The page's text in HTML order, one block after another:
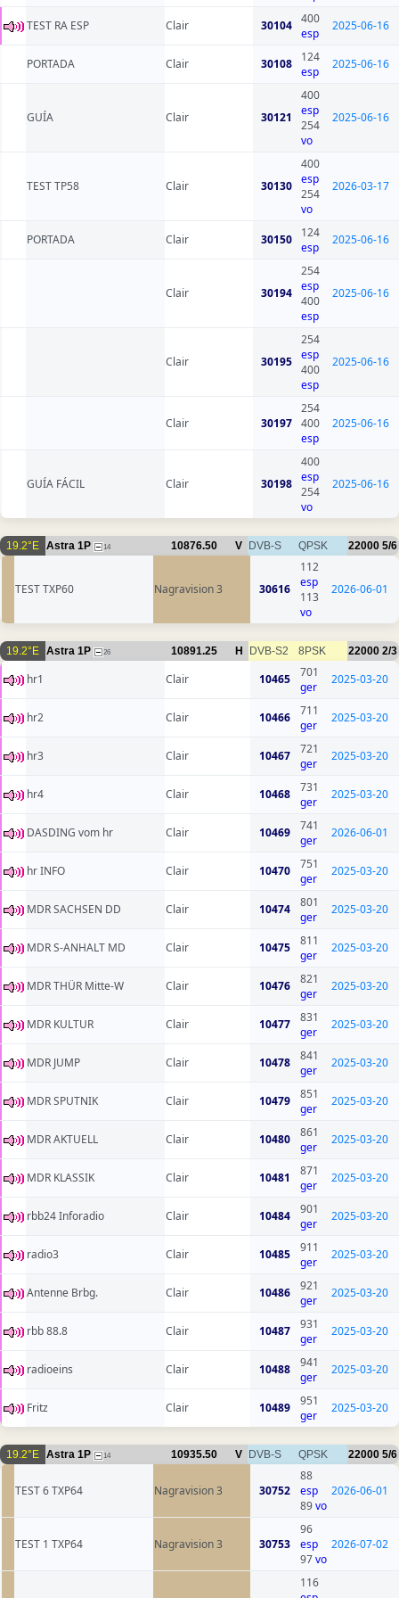
TEST RA ESP Clair 30104 400
esp
2025-06-16
PORTADA Clair 30108
124
esp
2025-06-16
GUÍA Clair 30121
400
esp
254
vo
2025-06-16
TEST TP58 Clair 30130
400
esp
254
vo
2026-03-17
PORTADA Clair 30150
124
esp
2025-06-16
Clair 30194
254
esp
400
esp
2025-06-16
Clair 30195
254
esp
400
esp
2025-06-16
Clair 30197
254
400
esp
2025-06-16
GUÍA FÁCIL Clair 30198
400
esp
254
vo
2025-06-16
19.2°E Astra 1P 14 10876.50 V DVB-S QPSK 22000 5/6
TEST TXP60 Nagravision 3 30616
112
esp
113
vo
2026-06-01
19.2°E Astra 1P 26 10891.25 H DVB-S2 8PSK 22000 2/3
hr1 Clair 10465
701
ger
2025-03-20
hr2 Clair 10466
711
ger
2025-03-20
hr3 Clair 10467
721
ger
2025-03-20
hr4 Clair 10468
731
ger
2025-03-20
DASDING vom hr Clair 10469
741
ger
2026-06-01
hr INFO Clair 10470
751
ger
2025-03-20
MDR SACHSEN DD Clair 10474
801
ger
2025-03-20
MDR S-ANHALT MD Clair 10475
811
ger
2025-03-20
MDR THÜR Mitte-W Clair 10476
821
ger
2025-03-20
MDR KULTUR Clair 10477
831
ger
2025-03-20
MDR JUMP Clair 10478
841
ger
2025-03-20
MDR SPUTNIK Clair 10479
851
ger
2025-03-20
MDR AKTUELL Clair 10480
861
ger
2025-03-20
MDR KLASSIK Clair 10481
871
ger
2025-03-20
rbb24 Inforadio Clair 10484
901
ger
2025-03-20
radio3 Clair 10485
911
ger
2025-03-20
Antenne Brbg. Clair 10486
921
ger
2025-03-20
rbb 88.8 Clair 10487
931
ger
2025-03-20
radioeins Clair 10488
941
ger
2025-03-20
Fritz Clair 10489
951
ger
2025-03-20
19.2°E Astra 1P 14 10935.50 V DVB-S QPSK 22000 5/6
TEST 6 TXP64 Nagravision 3 30752
88
esp
89vo
2026-06-01
TEST 1 TXP64 Nagravision 3 30753
96
esp
97vo
2026-07-02
116